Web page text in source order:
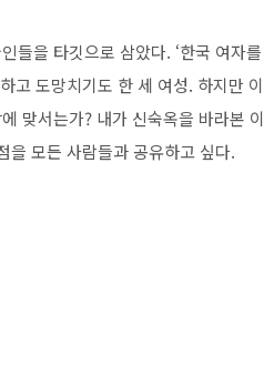
들을 타깃으로 삼았다. ‘한국 여자를
고 도망치기도 한 세 여성. 하지만 이
맞서는가? 내가 신숙옥을 바라본 이
을 모든 사람들과 공유하고 싶다.